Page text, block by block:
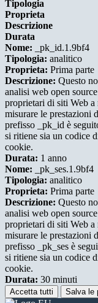
Tipologia
Proprieta
Descrizione
Durata
Nome: _pk_id.1.9bf4
Tipologia: analitico
Proprieta: Prima parte
Descrizione: Questo
analisi web open
proprietari di siti Web
misurare le prestazioni
prefisso _pk_id è
si ritiene sia un codice
cookie.
Durata: 1 anno
Nome: _pk_ses.1.9bf4
Tipologia: analitico
Proprieta: Prima parte
Descrizione: Questo
analisi web open
proprietari di siti Web
misurare le prestazioni
prefisso _pk_ses è
si ritiene sia un codice
cookie.
Durata: 30 minuti
Accetta tutti Salva le